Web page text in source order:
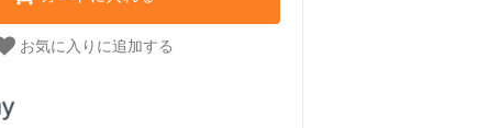
お気に入りに追加する